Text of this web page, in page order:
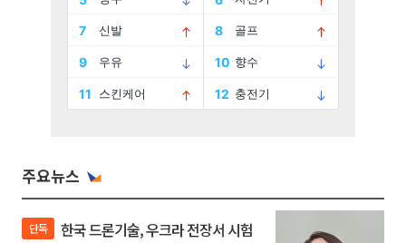
주요뉴스
단독